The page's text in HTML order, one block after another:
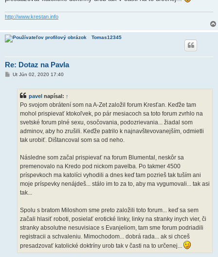
http://www.krestan.info
Tomas12345
Re: Dotaz na Pavla
PUt Jún 02, 2020 17:40
pavel napísal: ↑
Po svojom obrátení som na A-Zet založil forum Kresťan. Keďže tam
mohol prispievať ktokoľvek, po pár mesiacoch sa toto forum zvrhlo na
svetské forum plné sexu, osočovania, podozrievania... žiadal som
adminov, aby ho zrušili. Keďže patrilo k najnavštevovanejším, odmietli
tak urobiť. Dištancoval som sa od neho.
Následne som začal prispievať na forum Blumental, neskôr sa
premenovalo na Kredo pod nickom pavelba. Po takmer 4500
príspevkoch ma katolíci vyhodili a dnes keď tam pozrieš tak tuším ani
moje príspevky nenájdeš... stálo im to za to, aby ma vygumovali... tak asi
tak...
Spolu s bratom Miloshom sme preto založili toto forum... keď sa sem
začali hlasiť roboti, posielať erotické linky, linky na stranky inych vier, či
stranky absolutne nesuvisiace s Evanjeliom, tam sme forum podriadili
registracii a schvaleniu. Mimochodom... dobrá rada... ak si chceš
presadzovať katolické doktríny urob tak v časti na to určenej...